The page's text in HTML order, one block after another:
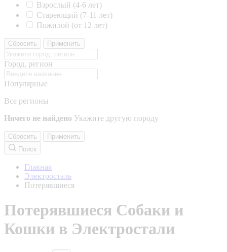
Взрослый (4-6 лет)
Стареющий (7-11 лет)
Пожилой (от 12 лет)
Сбросить Применить
Город, регион
Популярные
Все регионы
Ничего не найдено Укажите другую породу
Сбросить
Применить
Поиск
Главная
Электросталь
Потерявшиеся
Потерявшиеся Собаки и
Кошки в Электростали